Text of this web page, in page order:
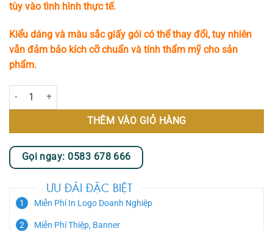
tùy vào tình hình thực tế.
Kiểu dáng và màu sắc giấy gói có thể thay đổi, tuy nhiên
vẫn đảm bảo kích cỡ chuẩn và tính thẩm mỹ cho sản
phẩm.
Chân Ái số lượng
THÊM VÀO GIỎ HÀNG
Gọi ngay: 0583 678 666
ƯU ĐÃI ĐẶC BIỆT
Miễn Phí In Logo Doanh Nghiệp
Miễn Phí Thiệp, Banner